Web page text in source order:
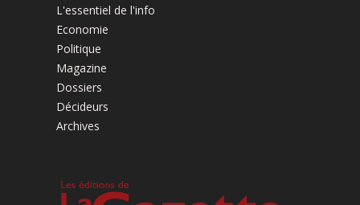
L'essentiel de l'info
Economie
Politique
Magazine
Dossiers
Décideurs
Archives